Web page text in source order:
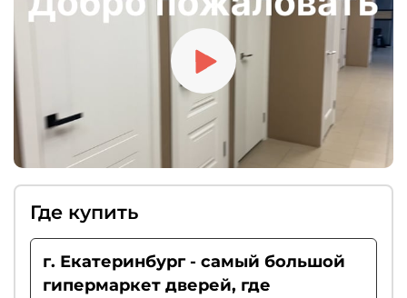
Где купить
г. Екатеринбург - самый большой
гипермаркет дверей, где